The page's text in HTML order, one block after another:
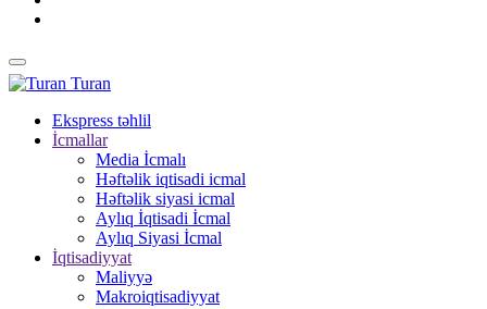
Turan
Ekspress təhlil
İcmallar
Media İcmalı
Həftəlik iqtisadi icmal
Həftəlik siyasi icmal
Aylıq İqtisadi İcmal
Aylıq Siyasi İcmal
İqtisadiyyat
Maliyyə
Makroiqtisadiyyat